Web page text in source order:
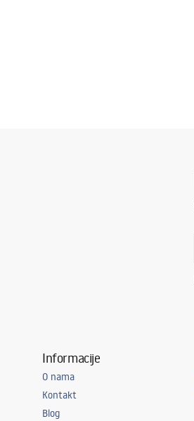
Informacije
O nama
Kontakt
Blog